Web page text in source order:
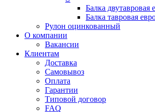
Балка двутавровая
Балка тавровая
Рулон оцинкованный
О компании
Вакансии
Клиентам
Доставка
Самовывоз
Оплата
Гарантии
Типовой договор
FAQ